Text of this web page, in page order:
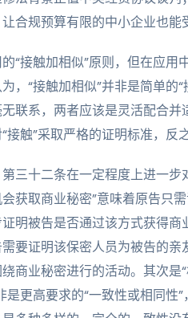
合规预算有限的中小企业也能
“接触加相似”原则，但在应用
，“接触加相似”并非是简单的
联系，两者应该是灵活配合并
触”采取严格的证明标准，反
第三十二条在一定程度上进一
获取商业秘密”意味着原告只
明被告是否通过该方式获得
要证明该保密人员为被告的
商业秘密进行的活动。其次是
是更高要求的“一致性或相同性